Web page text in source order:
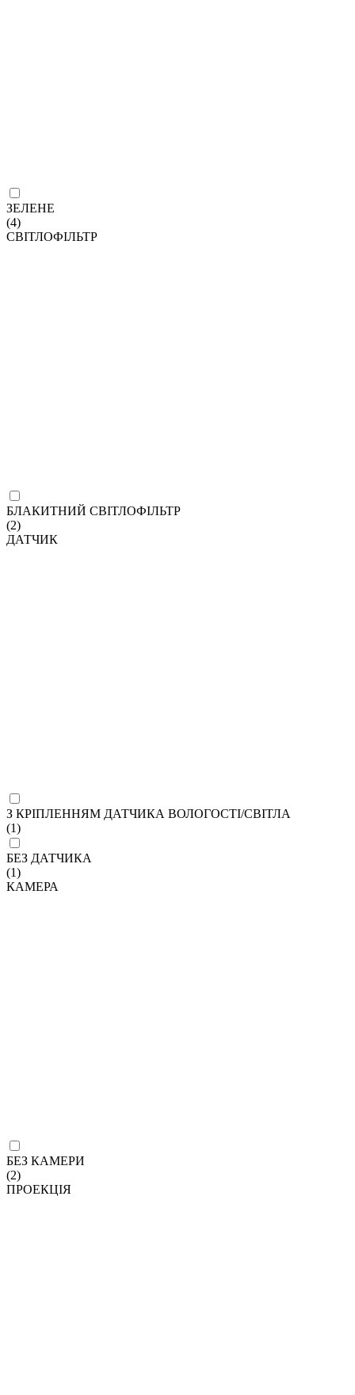
ЗЕЛЕНЕ
(4)
СВІТЛОФІЛЬТР
БЛАКИТНИЙ СВІТЛОФІЛЬТР
(2)
ДАТЧИК
З КРІПЛЕННЯМ ДАТЧИКА ВОЛОГОСТІ/СВІТЛА
(1)
БЕЗ ДАТЧИКА
(1)
КАМЕРА
БЕЗ КАМЕРИ
(2)
ПРОЕКЦІЯ